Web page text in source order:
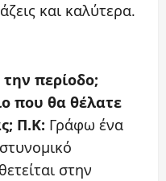
και καλύτερα.
την περίοδο;
που θα θέλατε
Π.Κ: Γράφω ένα
στην